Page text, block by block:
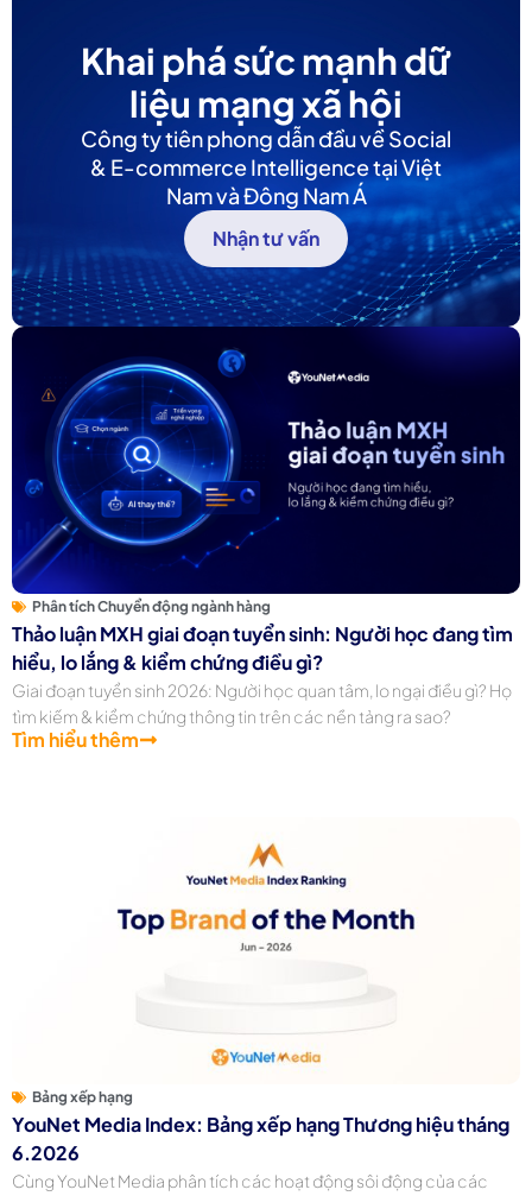
Khai phá sức mạnh dữ
liệu mạng xã hội
Công ty tiên phong dẫn đầu về Social
& E-commerce Intelligence tại Việt
Nam và Đông Nam Á
Nhận tư vấn
Phân tích Chuyển động ngành hàng
Thảo luận MXH giai đoạn tuyển sinh: Người học đang tìm
hiểu, lo lắng & kiểm chứng điều gì?
Giai đoạn tuyển sinh 2026: Người học quan tâm, lo ngại điều gì? Họ
tìm kiếm & kiểm chứng thông tin trên các nền tảng ra sao?
Tìm hiểu thêm
Bảng xếp hạng
YouNet Media Index: Bảng xếp hạng Thương hiệu tháng
6.2026
Cùng YouNet Media phân tích các hoạt động sôi động của các